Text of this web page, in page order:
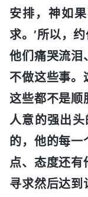
安排，神如
求。’所以，
他们痛哭流泪
不做这些事。
这些都不是顺
人意的强出
的，他的每一
点、态度还有
寻求然后达到